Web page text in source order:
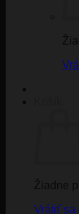
Žiadne
Vrátiť sa